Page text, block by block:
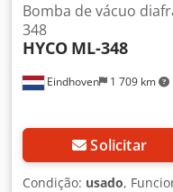
Eindhoven 1 709 km
Bomba de vácuo
348
HYCO ML-348
Solicitar
Condição: usado,